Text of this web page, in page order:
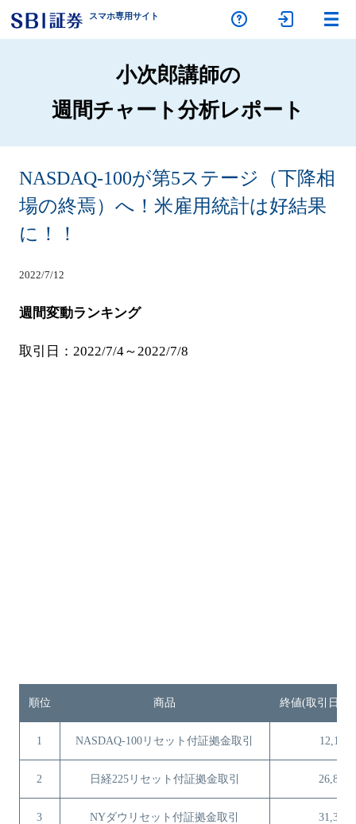
スマホ専用サイト
小次郎講師の
週間チャート分析レポート
NASDAQ-100が第5ステージ（下降相
場の終焉）へ！米雇用統計は好結果
に！！
2022/7/12
週間変動ランキング
取引日：2022/7/4～2022/7/8
順位 商品 終値(取引日：
1 NASDAQ-100リセット付証拠金取引 12,111
2 日経225リセット付証拠金取引 26,840
3 NYダウリセット付証拠金取引 31,376